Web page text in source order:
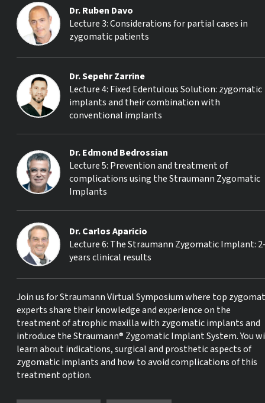
Dr. Ruben Davo
Lecture 3: Considerations for partial cases in
zygomatic patients
Dr. Sepehr Zarrine
Lecture 4: Fixed Edentulous Solution: zygomatic
implants and their combination with
conventional implants
Dr. Edmond Bedrossian
Lecture 5: Prevention and treatment of
complications using the Straumann Zygomatic
Implants
Dr. Carlos Aparicio
Lecture 6: The Straumann Zygomatic Implant:
years clinical results
Join us for Straumann Virtual Symposium where top
experts share their knowledge and experience on the
treatment of atrophic maxilla with zygomatic implants and
introduce the Straumann® Zygomatic Implant System. You
learn about indications, surgical and prosthetic aspects of
zygomatic implants and how to avoid complications of this
treatment option.